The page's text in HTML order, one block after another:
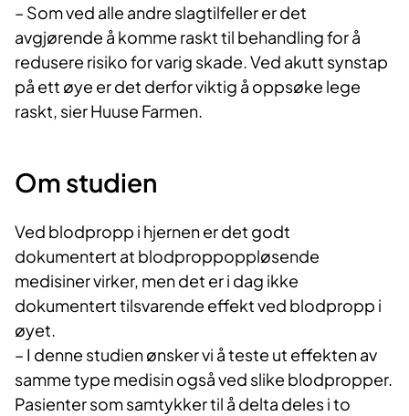
– Som ved alle andre slagtilfeller er det
avgjørende å komme raskt til behandling for å
redusere risiko for varig skade. Ved akutt synstap
på ett øye er det derfor viktig å oppsøke lege
raskt, sier Huuse Farmen.
Om studien
Ved blodpropp i hjernen er det godt
dokumentert at blodproppoppløsende
medisiner virker, men det er i dag ikke
dokumentert tilsvarende effekt ved blodpropp i
øyet.
– I denne studien ønsker vi å teste ut effekten av
samme type medisin også ved slike blodpropper.
Pasienter som samtykker til å delta deles i to